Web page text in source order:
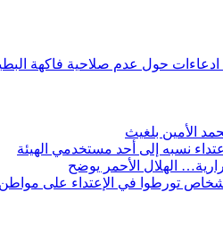
ادعاءات حول عدم صلاحية فاكهة
الأمين بلغيث
نسبه إلى أحد مستخدمي الهيئة
الهلال الأحمر يوضح